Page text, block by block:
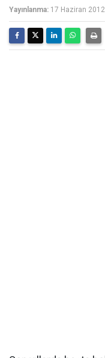
Yayınlanma: 17 Haziran